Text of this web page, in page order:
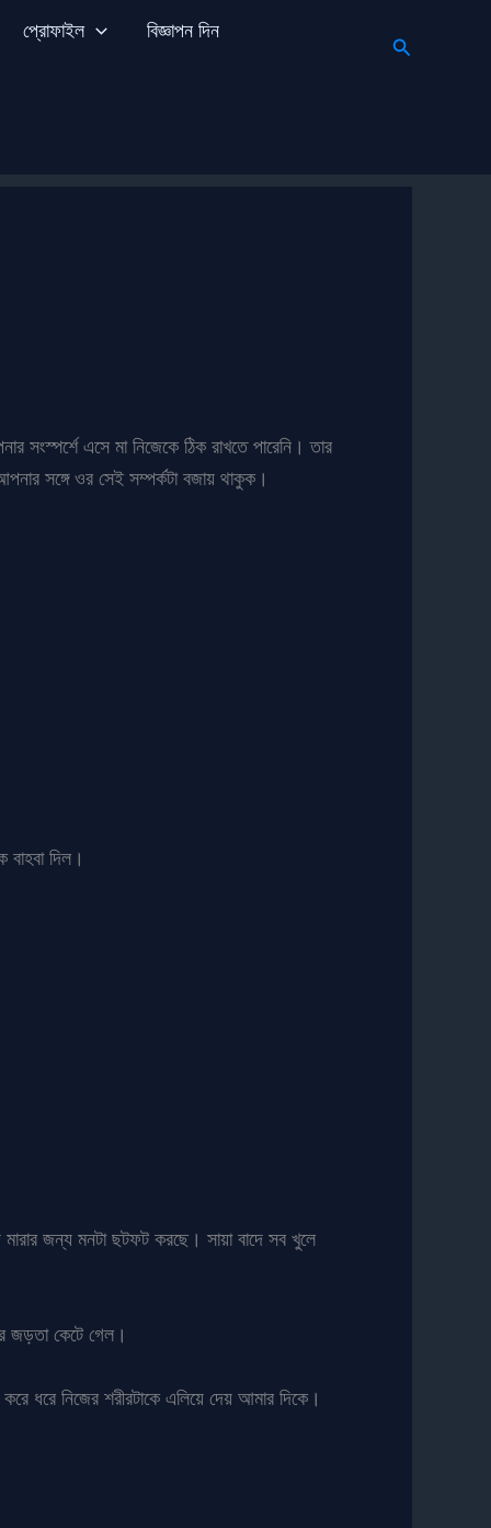
প্রোফাইল
বিজ্ঞাপন দিন
Search
এসে মা নিজেকে ঠিক রাখতে পারেনি। তার
সঙ্গে ওর সেই সম্পর্কটা বজায় থাকুক।
দিল।
জন্য মনটা ছটফট করছে। সায়া বাদে সব খুলে
জড়তা কেটে গেল।
ধরে নিজের শরীরটাকে এলিয়ে দেয় আমার দিকে।